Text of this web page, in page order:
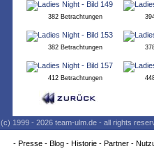
382 Betrachtungen
382 Betrachtungen
412 Betrachtungen
(c) 1999 - 2026 team-ulm.de - all rights
- Presse- Blog- Historie- Partner-